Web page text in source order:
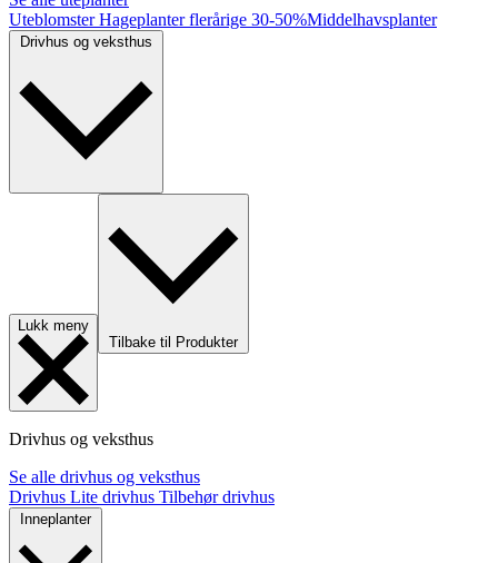
UteblomsterHageplanter flerårige 30-50%Middelhavsplanter
Lukk meny
Tilbake til Produkter
Drivhus og veksthus
Se alle drivhus og veksthus
Drivhus Lite drivhus Tilbehør drivhus
Inneplanter